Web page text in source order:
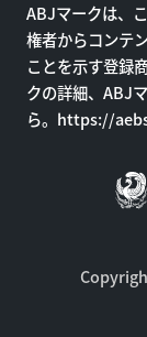
ABJマークは、
権者からコンテ
ことを示す登録
クの詳細、ABJ
ら。 https://